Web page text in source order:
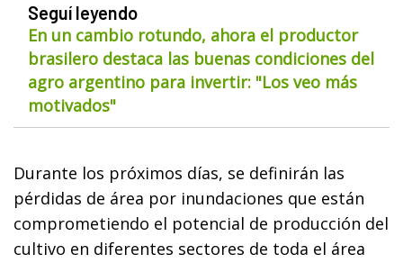
Seguí leyendo
En un cambio rotundo, ahora el productor
brasilero destaca las buenas condiciones del
agro argentino para invertir: "Los veo más
motivados"
Durante los próximos días, se definirán las
pérdidas de área por inundaciones que están
comprometiendo el potencial de producción del
cultivo en diferentes sectores de toda el área